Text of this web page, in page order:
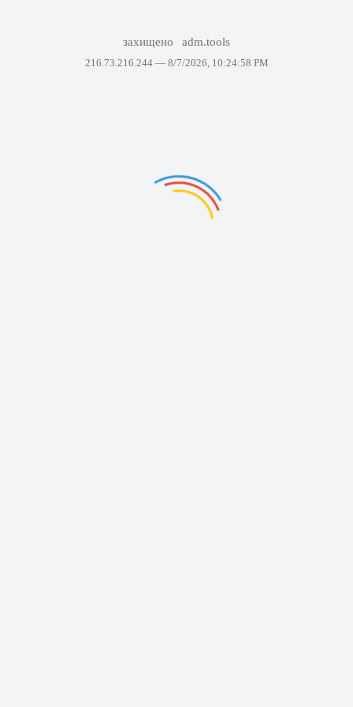
захищено adm.tools
216.73.216.244 — 8/7/2026, 10:24:58 PM